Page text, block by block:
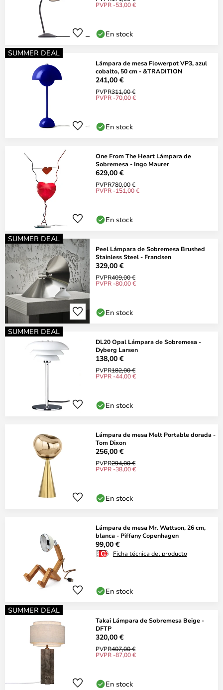
PVPR -53,00 €
En stock
SUMMER DEAL
Lámpara de mesa Flowerpot VP3, azul
cobalto, 50 cm - &TRADITION
241,00 €
PVPR311,00 €
PVPR -70,00 €
En stock
One From The Heart Lámpara de
Sobremesa - Ingo Maurer
629,00 €
PVPR780,00 €
PVPR -151,00 €
En stock
SUMMER DEAL
Peel Lámpara de Sobremesa Brushed
Stainless Steel - Frandsen
329,00 €
PVPR409,00 €
PVPR -80,00 €
En stock
SUMMER DEAL
DL20 Opal Lámpara de Sobremesa -
Dyberg Larsen
138,00 €
PVPR182,00 €
PVPR -44,00 €
En stock
Lámpara de mesa Melt Portable dorada -
Tom Dixon
256,00 €
PVPR294,00 €
PVPR -38,00 €
En stock
Lámpara de mesa Mr. Wattson, 26 cm,
blanca - Piffany Copenhagen
99,00 €
Ficha técnica del producto
En stock
SUMMER DEAL
Takai Lámpara de Sobremesa Beige -
DFTP
320,00 €
PVPR407,00 €
PVPR -87,00 €
En stock